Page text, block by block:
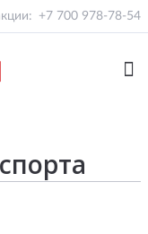
+7 700 978-78-54